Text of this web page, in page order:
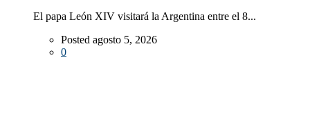
El papa León XIV visitará la Argentina entre el 8...
Posted agosto 5, 2026
0